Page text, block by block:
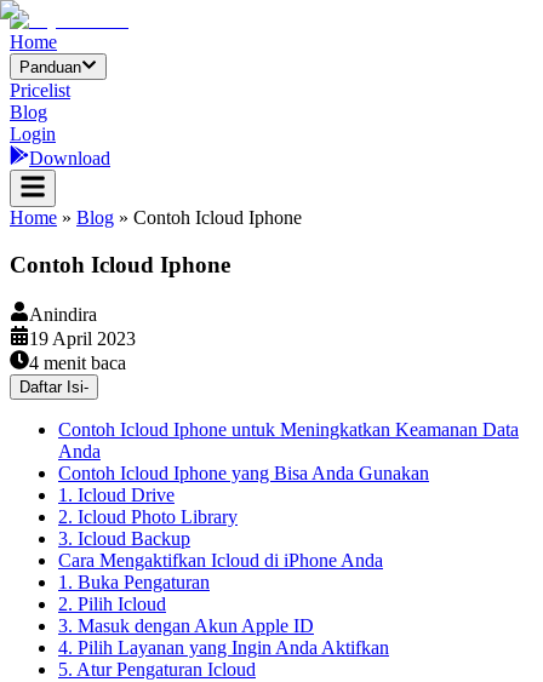
Home
Panduan
Pricelist
Blog
Login
Download
Home » Blog » Contoh Icloud Iphone
Contoh Icloud Iphone
Anindira
19 April 2023
4 menit baca
Daftar Isi-
Contoh Icloud Iphone untuk Meningkatkan Keamanan Data
Anda
Contoh Icloud Iphone yang Bisa Anda Gunakan
1. Icloud Drive
2. Icloud Photo Library
3. Icloud Backup
Cara Mengaktifkan Icloud di iPhone Anda
1. Buka Pengaturan
2. Pilih Icloud
3. Masuk dengan Akun Apple ID
4. Pilih Layanan yang Ingin Anda Aktifkan
5. Atur Pengaturan Icloud